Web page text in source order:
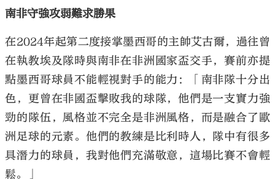
南非守強攻弱難求勝果
在2024年起第二度接掌墨西哥的主帥艾古爾，過往曾
在執教埃及隊時與南非在非洲國家盃交手，賽前亦提
點墨西哥球員不能輕視對手的能力：「南非隊十分出
色，更曾在非國盃擊敗我的球隊，他們是一支實力強
勁的隊伍，風格並不完全是非洲風格，而是融合了歐
洲足球的元素。他們的教練是比利時人，隊中有很多
具潛力的球員，我對他們充滿敬意，這場比賽不會輕
鬆。」